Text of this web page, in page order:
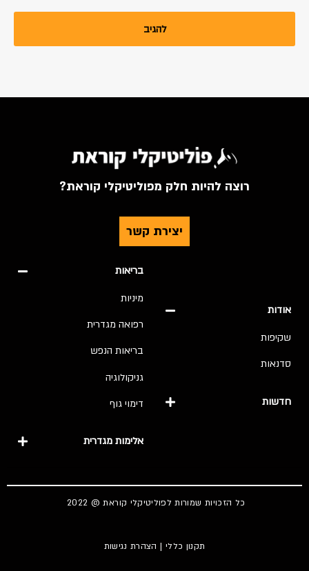
רוצה להיות חלק מפוליטיקלי קוראת?
יצירת קשר
אודות
שקיפות
סדנאות
חדשות
בריאות
מיניות
רפואה מגדרית
בריאות הנפש
גניקולוגיה
דימוי גוף
אלימות מגדרית
כל הזכויות שמורות לפוליטיקלי קוראת @ 2022
תקנון כללי | הצהרת נגישות